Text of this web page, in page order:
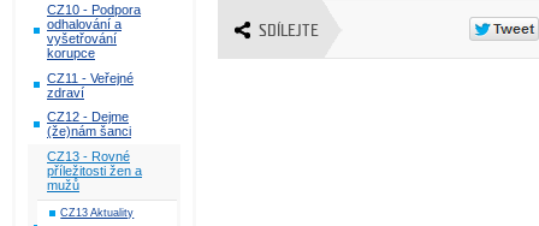
CZ10 - Podpora
odhalování a
vyšetřování
korupce
CZ11 - Veřejné
zdraví
CZ12 - Dejme
(že)nám šanci
CZ13 - Rovné
příležitosti žen a
mužů
CZ13 Aktuality
SDÍLEJTE